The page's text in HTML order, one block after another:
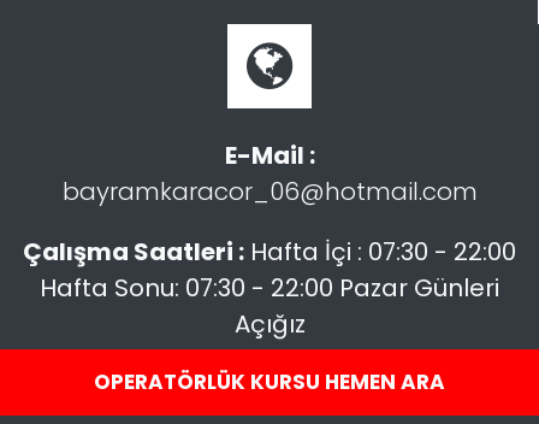
OPERATÖRLÜK KURSU HEMEN ARA
E-Mail :
bayramkaracor_06@hotmail.com
Çalışma Saatleri : Hafta İçi : 07:30 - 22:00
Hafta Sonu: 07:30 - 22:00 Pazar Günleri
Açığız